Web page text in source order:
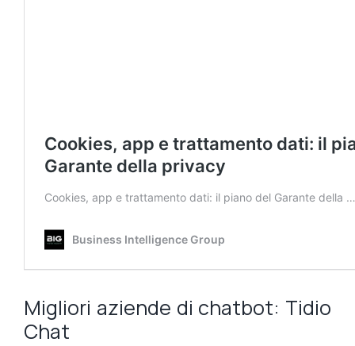
Migliori aziende di chatbot: Tidio
Chat